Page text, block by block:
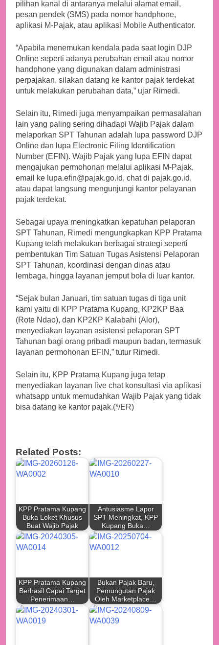
pilihan kanal di antaranya melalui alamat email,
pesan pendek (SMS) pada nomor handphone,
aplikasi M-Pajak, atau aplikasi Mobile Authenticator.
“Apabila menemukan kendala pada saat login DJP
Online seperti adanya perubahan email atau nomor
handphone yang digunakan dalam administrasi
perpajakan, silakan datang ke kantor pajak terdekat
untuk melakukan perubahan data,” ujar Rimedi.
Selain itu, Rimedi juga menyampaikan permasalahan
lain yang paling sering dihadapi Wajib Pajak dalam
melaporkan SPT Tahunan adalah lupa password DJP
Online dan lupa Electronic Filing Identification
Number (EFIN). Wajib Pajak yang lupa EFIN dapat
mengajukan permohonan melalui aplikasi M-Pajak,
email ke lupa.efin@pajak.go.id, chat di pajak.go.id,
atau dapat langsung mengunjungi kantor pelayanan
pajak terdekat.
Sebagai upaya meningkatkan kepatuhan pelaporan
SPT Tahunan, Rimedi mengungkapkan KPP Pratama
Kupang telah melakukan berbagai strategi seperti
pembentukan Tim Satuan Tugas Asistensi Pelaporan
SPT Tahunan, koordinasi dengan dinas atau
lembaga, hingga layanan jemput bola di luar kantor.
“Sejak bulan Januari, tim satuan tugas di tiga unit
kami yaitu di KPP Pratama Kupang, KP2KP Baa
(Rote Ndao), dan KP2KP Kalabahi (Alor),
menyediakan layanan asistensi pelaporan SPT
Tahunan bagi orang pribadi maupun badan, termasuk
layanan permohonan EFIN,” tutur Rimedi.
Selain itu, KPP Pratama Kupang juga tetap
menyediakan layanan live chat konsultasi via aplikasi
whatsapp untuk memudahkan Wajib Pajak yang tidak
bisa datang ke kantor pajak.(*/ER)
Related Posts:
KPP Pratama Kupang
Buka Loket Khusus
Buat Wajib Pajak
Antusiasme Lapor
SPT Meningkat, KPP
Kupang Buka…
KPP Pratama Kupang
Berhasil Capai Target
Penerimaan…
Bukan Pajak Baru,
Pemungutan Pajak
Oleh Marketplace…